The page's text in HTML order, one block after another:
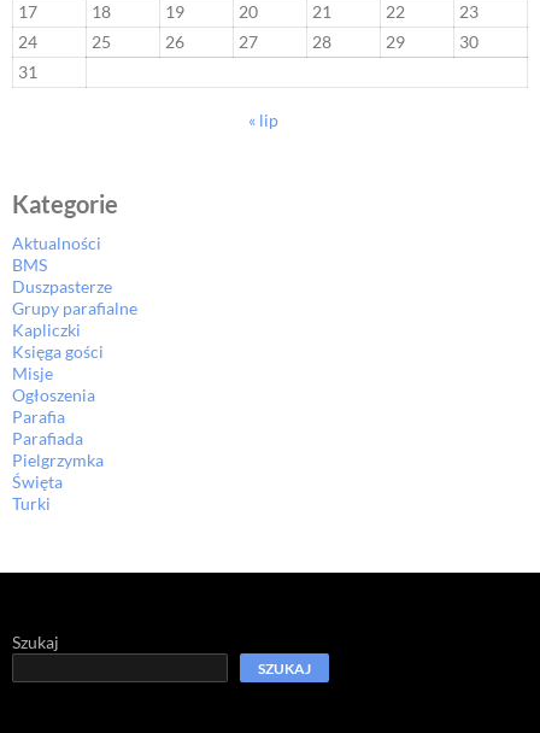
17
18 19 20 21 22
23
24
25 26 27 28 29
30
31
« lip
Kategorie
Aktualności
BMS
Duszpasterze
Grupy parafialne
Kapliczki
Księga gości
Misje
Ogłoszenia
Parafia
Parafiada
Pielgrzymka
Święta
Turki
Szukaj
SZUKAJ